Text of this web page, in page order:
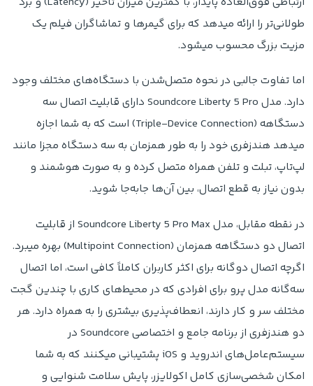
طولانی‌تر را ارائه میدهد که برای گیمرها و تماشاگران فیلم یک
مزیت بزرگ محسوب میشود.
اما تفاوت جالبی در نحوه متصل‌شدن با دستگاه‌های مختلف وجود
دارد. مدل Soundcore Liberty 5 Pro دارای قابلیت اتصال سه
دستگاهه (Triple-Device Connection) است که به شما اجازه
میدهد هندزفری خود را به طور همزمان به سه دستگاه مجزا مانند
لپ‌تاپ، تبلت و تلفن همراه متصل کرده و به صورت هوشمند و
بدون نیاز به قطع اتصال، بین آن‌ها جابه‌جا شوید.
در نقطه مقابل، مدل Soundcore Liberty 5 Pro Max از قابلیت
اتصال دو دستگاهه همزمان (Multipoint Connection) بهره میبرد.
اگرچه اتصال دوگانه برای اکثر کاربران کاملاً کافی است، اما اتصال
سه‌گانه مدل پرو برای افرادی که در محیط‌های کاری با چندین گجت
مختلف سر و کار دارند، انعطاف‌پذیری بیشتری را به همراه دارد. هر
دو هندزفری از برنامه جامع و اختصاصی Soundcore در
سیستم‌عامل‌های اندروید و iOS پشتیبانی میکنند که به شما
امکان شخصی‌سازی کامل اکولایزر، پایش سلامت شنوایی و